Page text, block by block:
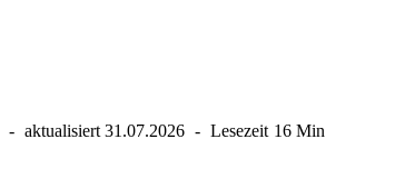
aktualisiert 31.07.2026 Lesezeit 16 Min